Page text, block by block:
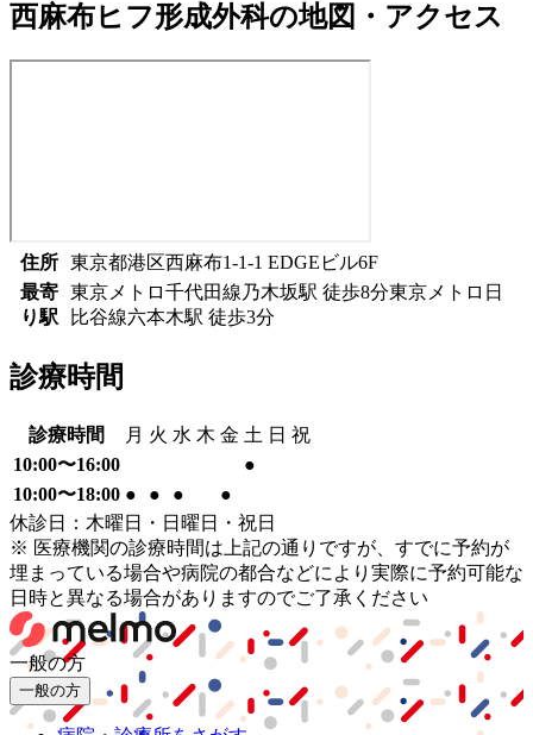
西麻布ヒフ形成外科の地図・アクセス
住所 東京都港区西麻布1-1-1 EDGEビル6F
最寄
り駅
東京メトロ千代田線乃木坂駅 徒歩8分東京メトロ日
比谷線六本木駅 徒歩3分
診療時間
診療時間 月 火 水 木 金 土 日 祝
10:00〜16:00
●
10:00〜18:00 ● ● ●
●
休診日：木曜日・日曜日・祝日
※ 医療機関の診療時間は上記の通りですが、すでに予約が
埋まっている場合や病院の都合などにより実際に予約可能な
日時と異なる場合がありますのでご了承ください
一般の方
一般の方